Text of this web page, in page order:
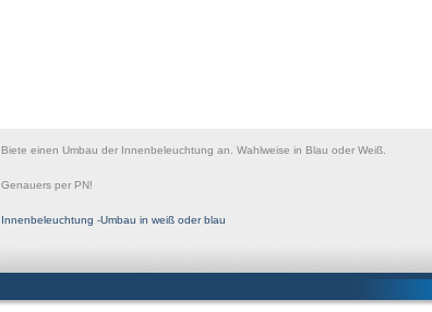
Biete einen Umbau der Innenbeleuchtung an. Wahlweise in Blau oder Weiß.
Genauers per PN!
Innenbeleuchtung -Umbau in weiß oder blau